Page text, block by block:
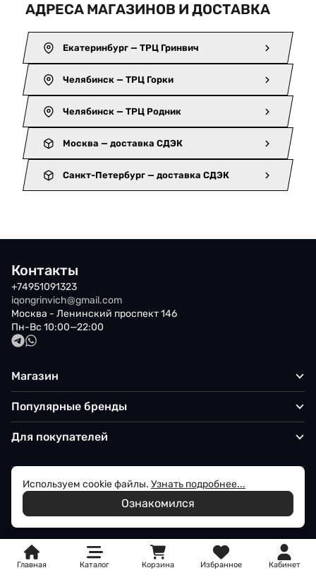
АДРЕСА МАГАЗИНОВ И ДОСТАВКА
Екатеринбург — ТРЦ Гринвич
Челябинск — ТРЦ Горки
Челябинск — ТРЦ Родник
Москва — доставка СДЭК
Санкт-Петербург — доставка СДЭК
Главная Каталог Корзина Избранное Кабинет
Контакты
+74951091323
iqongrinvich@gmail.com
Москва - Ленинский проспект 146
Пн-Вс 10:00—22:00
Магазин
Популярные бренды
Для покупателей
© 2026 Iqon - Магазин вашего стиля
Политика обработки персональных данных
Используем cookie файлы. Узнать подробнее...
Ознакомился